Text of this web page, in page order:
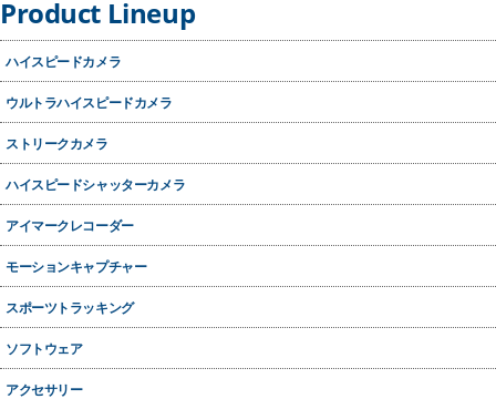
Product Lineup
ハイスピードカメラ
ウルトラハイスピードカメラ
ストリークカメラ
ハイスピードシャッターカメラ
アイマークレコーダー
モーションキャプチャー
スポーツトラッキング
ソフトウェア
アクセサリー